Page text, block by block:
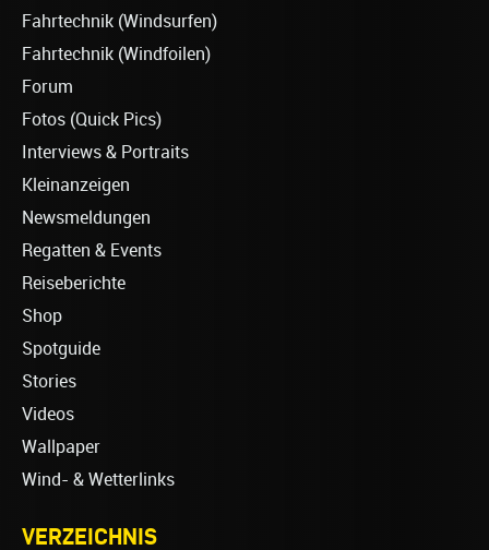
Fahrtechnik (Windsurfen)
Fahrtechnik (Windfoilen)
Forum
Fotos (Quick Pics)
Interviews & Portraits
Kleinanzeigen
Newsmeldungen
Regatten & Events
Reiseberichte
Shop
Spotguide
Stories
Videos
Wallpaper
Wind- & Wetterlinks
VERZEICHNIS